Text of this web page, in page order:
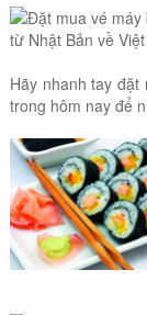
Hãy nhanh tay
trong hôm nay để